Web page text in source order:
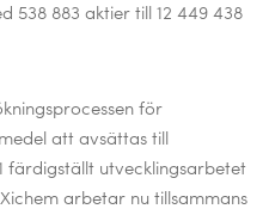
538 883 aktier till 12 449 438
för
att avsättas till
färdigställt utvecklingsarbetet
arbetar nu tillsammans